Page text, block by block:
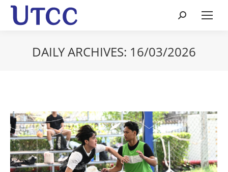
Search:
DAILY ARCHIVES: 16/03/2026